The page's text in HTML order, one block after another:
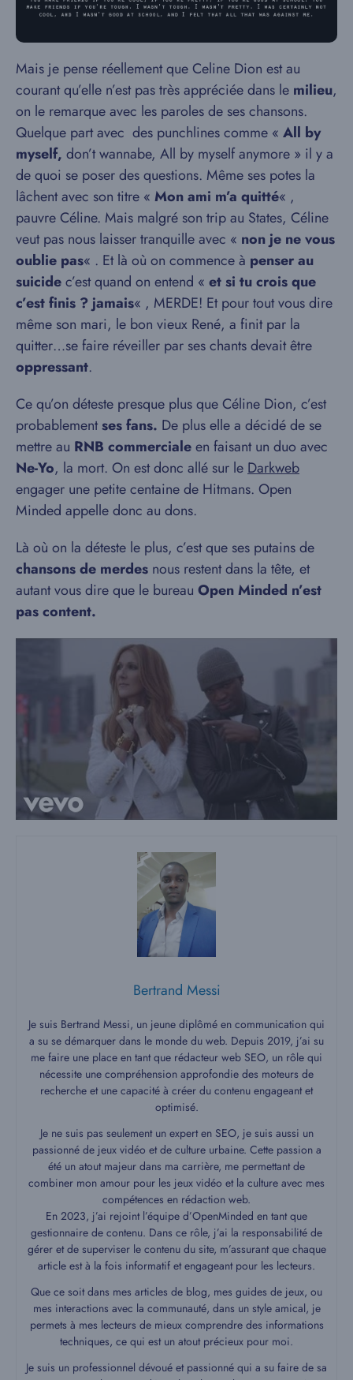
Mais je pense réellement que Celine Dion est au
courant qu’elle n’est pas très appréciée dans le milieu,
on le remarque avec les paroles de ses chansons.
Quelque part avec des punchlines comme « All by
myself, don’t wannabe, All by myself anymore » il y a
de quoi se poser des questions. Même ses potes la
lâchent avec son titre « Mon ami m’a quitté« ,
pauvre Céline. Mais malgré son trip au States, Céline
veut pas nous laisser tranquille avec « non je ne vous
oublie pas« . Et là où on commence à penser au
suicidec’est quand on entend « et si tu crois que
c’est finis ? jamais« , MERDE! Et pour tout vous dire
même son mari, le bon vieux René, a finit par la
quitter…se faire réveiller par ses chants devait être
oppressant.
Ce qu’on déteste presque plus que Céline Dion, c’est
probablementses fans. De plus elle a décidé de se
mettre au RNB commercialeen faisant un duo avec
Ne-Yo, la mort. On est donc allé sur leDarkweb
engager une petite centaine de Hitmans. Open
Minded appelle donc au dons.
Là où on la déteste le plus, c’est que ses putains de
chansons de merdes nous restent dans la tête, et
autant vous dire que le bureau Open Minded n’est
pas content.
Bertrand Messi
Je suis Bertrand Messi, un jeune diplômé en communication qui
a su se démarquer dans le monde du web. Depuis 2019, j’ai su
me faire une place en tant que rédacteur web SEO, un rôle qui
nécessite une compréhension approfondie des moteurs de
recherche et une capacité à créer du contenu engageant et
optimisé.
Je ne suis pas seulement un expert en SEO, je suis aussi un
passionné de jeux vidéo et de culture urbaine. Cette passion a
été un atout majeur dans ma carrière, me permettant de
combiner mon amour pour les jeux vidéo et la culture avec mes
compétences en rédaction web.
En 2023, j’ai rejoint l’équipe d’OpenMinded en tant que
gestionnaire de contenu. Dans ce rôle, j’ai la responsabilité de
gérer et de superviser le contenu du site, m’assurant que chaque
article est à la fois informatif et engageant pour les lecteurs.
Que ce soit dans mes articles de blog, mes guides de jeux, ou
mes interactions avec la communauté, dans un style amical, je
permets à mes lecteurs de mieux comprendre des informations
techniques, ce qui est un atout précieux pour moi.
Je suis un professionnel dévoué et passionné qui a su faire de sa